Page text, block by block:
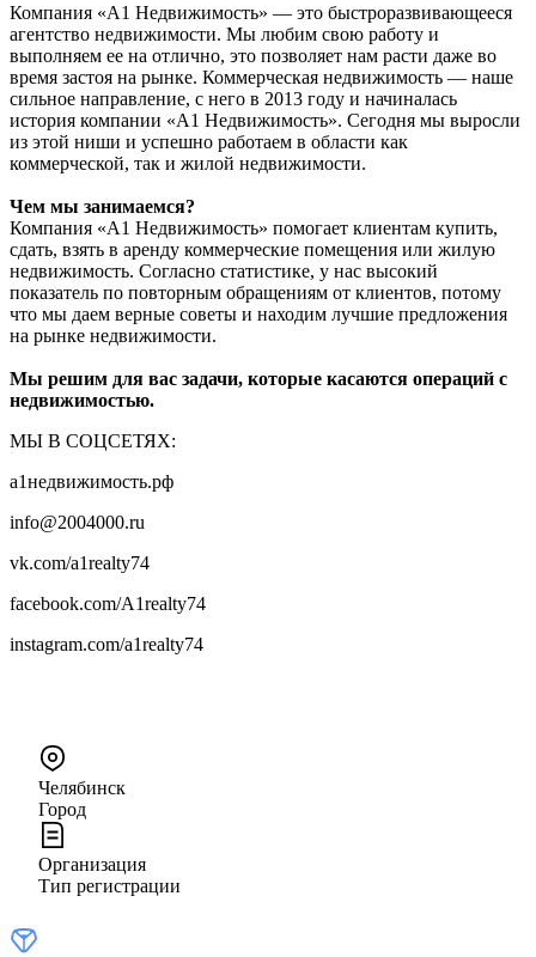
Компания «А1 Недвижимость» — это быстроразвивающееся
агентство недвижимости. Мы любим свою работу и
выполняем ее на отлично, это позволяет нам расти даже во
время застоя на рынке. Коммерческая недвижимость — наше
сильное направление, с него в 2013 году и начиналась
история компании «А1 Недвижимость». Сегодня мы выросли
из этой ниши и успешно работаем в области как
коммерческой, так и жилой недвижимости.
Чем мы занимаемся?
Компания «А1 Недвижимость» помогает клиентам купить,
сдать, взять в аренду коммерческие помещения или жилую
недвижимость. Согласно статистике, у нас высокий
показатель по повторным обращениям от клиентов, потому
что мы даем верные советы и находим лучшие предложения
на рынке недвижимости.
Мы решим для вас задачи, которые касаются операций с
недвижимостью.
МЫ В СОЦСЕТЯХ:
а1недвижимость.рф
info@2004000.ru
vk.com/a1realty74
facebook.com/A1realty74
instagram.com/a1realty74
Челябинск
Город
Организация
Тип регистрации